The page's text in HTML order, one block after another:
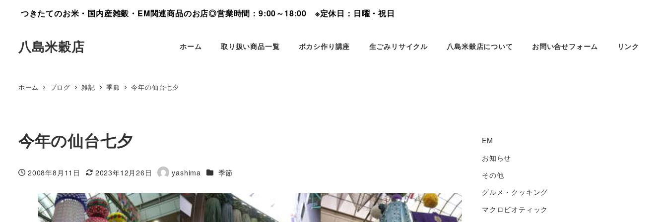
つきたてのお米・国内産雑穀・EM関連商品のお店◎営業時間：9:00～18:00 ※定休日：日曜・祝日
八島米穀店 ホーム 取り扱い商品一覧 ボカシ作り講座 生ごみリサイクル 八島米穀店について お問い合せフォーム リンク
ホーム ブログ 雑記 季節 今年の仙台七夕
今年の仙台七夕
投稿日
2008年8月11日
更新日
2023年12月26日
著
yashima カテゴリー
季節
EM
お知らせ
その他
グルメ・クッキング
マクロビオティック